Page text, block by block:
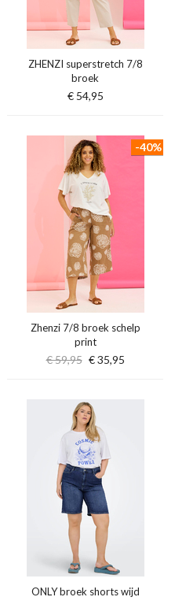
ZHENZI superstretch 7/8
broek
€ 54,95
Zhenzi 7/8 broek schelp
print
€ 59,95 € 35,95
-40%
ONLY broek shorts wijd